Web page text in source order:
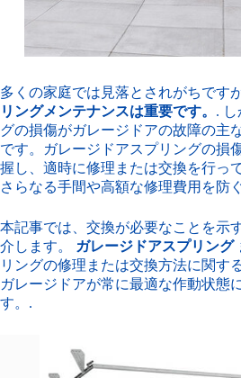
多くの家庭では見落とされがちです
リングメンテナンスは重要です。 .
グの損傷がガレージドアの故障の主
です。ガレージドアスプリングの損
握し、適時に修理または交換を行っ
さらなる手間や高額な修理費用を防
本記事では、交換が必要なことを示
介します。
ガレージドアスプリング
リングの修理または交換方法に関す
ガレージドアが常に最適な作動状態
す。.